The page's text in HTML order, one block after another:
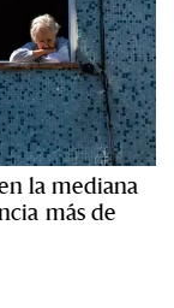
la mediana
más de